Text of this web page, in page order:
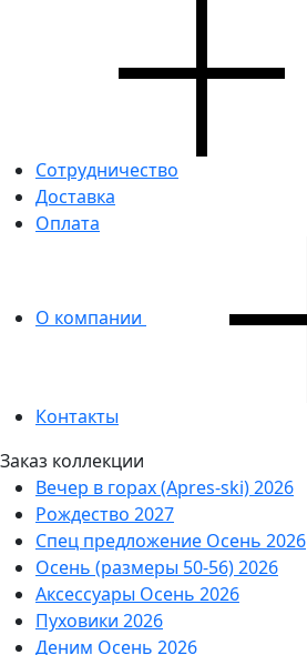
Сотрудничество
Доставка
Оплата
О компании
Контакты
Заказ коллекции
Вечер в горах (Apres-ski) 2026
Рождество 2027
Спец предложение Осень 2026
Осень (размеры 50-56) 2026
Аксессуары Осень 2026
Пуховики 2026
Деним Осень 2026